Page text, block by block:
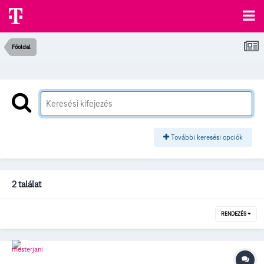
Főoldal
További keresési opciók
2 találat
RENDEZÉS